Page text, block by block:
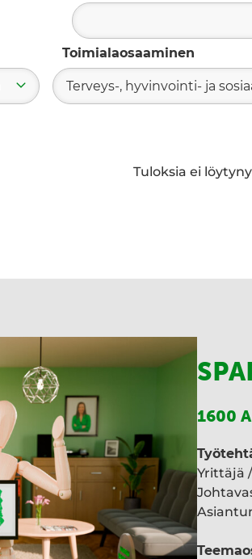
Toimialaosaaminen
Terveys-, hyvinvointi- ja
Tuloksia ei
1600
Yrittäjä /